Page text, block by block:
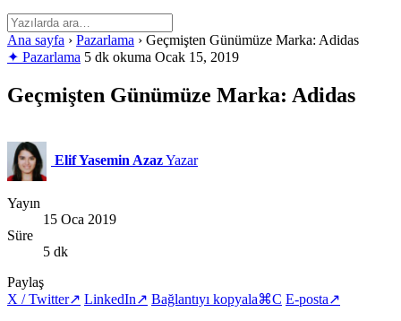
Ana sayfa › Pazarlama › Geçmişten Günümüze Marka: Adidas
✦ Pazarlama 5 dk okuma Ocak 15, 2019
Geçmişten Günümüze Marka: Adidas
Elif Yasemin AzazYazar
Yayın
15 Oca 2019
Süre
5 dk
Paylaş
X / Twitter↗ LinkedIn↗ Bağlantıyı kopyala⌘C E-posta↗